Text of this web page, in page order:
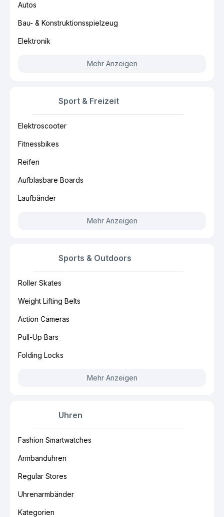
Autos
Bau- & Konstruktionsspielzeug
Elektronik
Mehr Anzeigen
Sport & Freizeit
Elektroscooter
Fitnessbikes
Reifen
Aufblasbare Boards
Laufbänder
Mehr Anzeigen
Sports & Outdoors
Roller Skates
Weight Lifting Belts
Action Cameras
Pull-Up Bars
Folding Locks
Mehr Anzeigen
Uhren
Fashion Smartwatches
Armbanduhren
Regular Stores
Uhrenarmbänder
Kategorien